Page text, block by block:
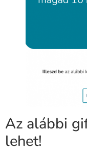
Az alábbi
lehet!